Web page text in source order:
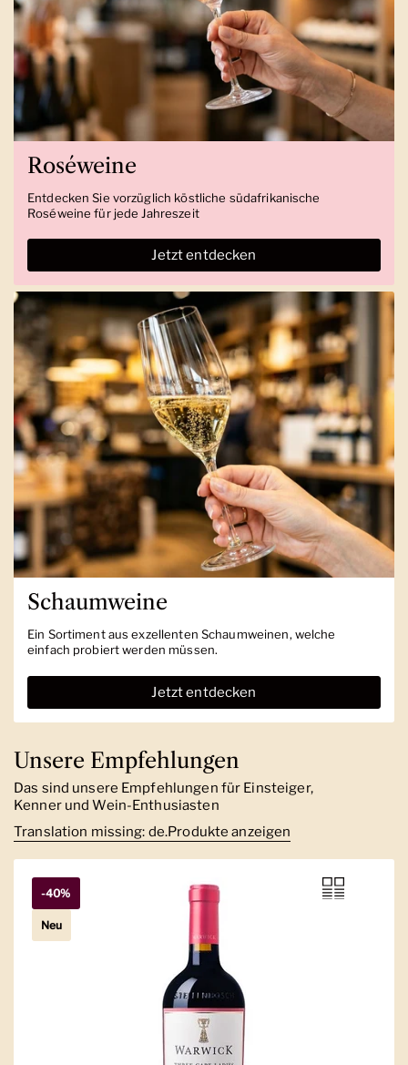
Roséweine
Entdecken Sie vorzüglich köstliche südafrikanische
Roséweine für jede Jahreszeit
Jetzt entdecken
Schaumweine
Ein Sortiment aus exzellenten Schaumweinen, welche
einfach probiert werden müssen.
Jetzt entdecken
Unsere Empfehlungen
Das sind unsere Empfehlungen für Einsteiger,
Kenner und Wein-Enthusiasten
Translation missing: de.Produkte anzeigen
-40%
Neu